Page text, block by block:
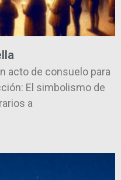
acto de consuelo para
El simbolismo de
a